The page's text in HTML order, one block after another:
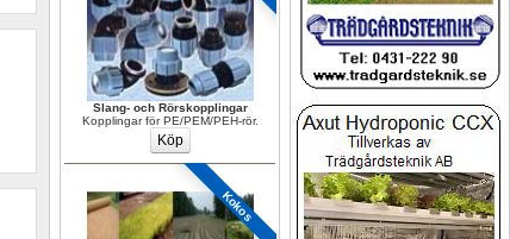
Slang- och Rörskopplingar
Kopplingar för PE/PEM/PEH-rör.
Kokos